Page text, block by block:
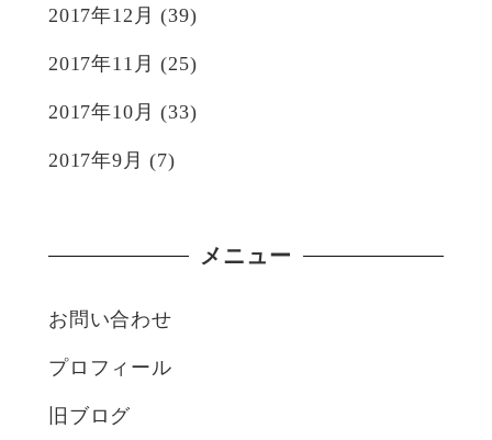
2017年12月 (39)
2017年11月 (25)
2017年10月 (33)
2017年9月 (7)
メニュー
お問い合わせ
プロフィール
旧ブログ